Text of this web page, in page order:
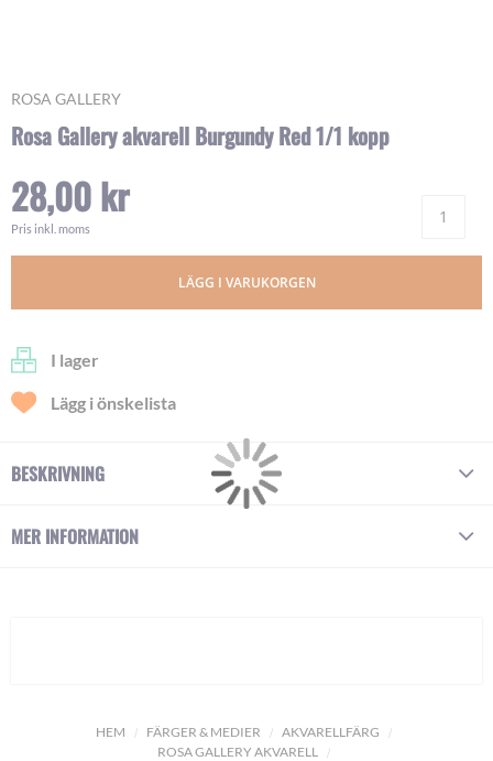
HEM FÄRGER & MEDIER
AKVARELLFÄRG
ROSA GALLERY AKVARELL
ROSA GALLERY
Rosa Gallery akvarell Burgundy Red 1/1 kopp
28,00 kr
Pris inkl. moms
LÄGG I VARUKORGEN
I lager
Lägg i önskelista
Skip
the
of
the
images
BESKRIVNING
MER INFORMATION